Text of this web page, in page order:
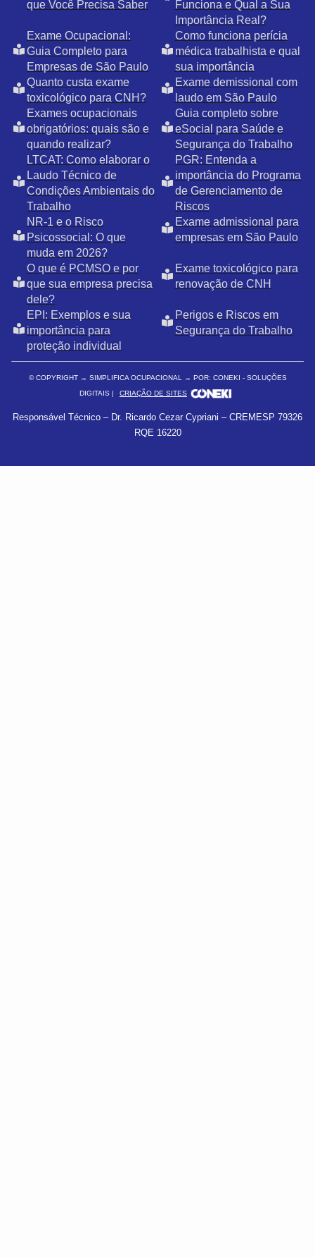
que Você Precisa Saber
Funciona e Qual a Sua
Importância Real?
Exame Ocupacional:
Guia Completo para
Empresas de São Paulo
Como funciona perícia
médica trabalhista e qual
sua importância
Quanto custa exame
toxicológico para CNH?
Exame demissional com
laudo em São Paulo
Exames ocupacionais
obrigatórios: quais são e
quando realizar?
Guia completo sobre
eSocial para Saúde e
Segurança do Trabalho
LTCAT: Como elaborar o
Laudo Técnico de
Condições Ambientais do
Trabalho
PGR: Entenda a
importância do Programa
de Gerenciamento de
Riscos
NR-1 e o Risco
Psicossocial: O que
muda em 2026?
Exame admissional para
empresas em São Paulo
O que é PCMSO e por
que sua empresa precisa
dele?
Exame toxicológico para
renovação de CNH
EPI: Exemplos e sua
importância para
proteção individual
Perigos e Riscos em
Segurança do Trabalho
© COPYRIGHT → SIMPLIFICA OCUPACIONAL → POR: CONEKI - SOLUÇÕES
DIGITAIS |
CRIAÇÃO DE SITES
Responsável Técnico – Dr. Ricardo Cezar Cypriani – CREMESP 79326
RQE 16220